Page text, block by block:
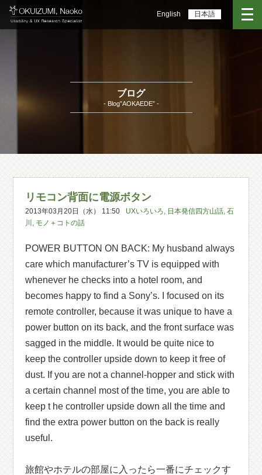
English 日本語
ブログ
- Blog”AOKAEDE” -
リモコン背面に電源ボタン
2013年03月20日（水） 11:50 UXいろいろ, 日本発信四方山話,石
川 , モノ＋コトの話
POWER BUTTON ON BACK: My husband always
care which manufacturer’s TV is equipped with
whenever he checks into a hotel room, and
becomes happy to find a Sony’s. I focused on its
remote controller, because it was unique to have a
power button on its back, and the front surface was
sagged in the middle. It would be quite nice to
keep the controller upside down to keep it free of
dust. If you are not a channel-hopper and stick with
a certain channel most of the time, you are able to
keep t he controller upside down all the time and
find the extra power button on the back is really
useful.
旅館やホテルの部屋に入ったら一番にチェックす